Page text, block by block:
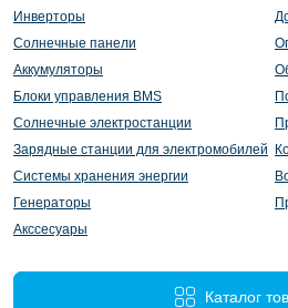
Инверторы
Солнечные панели
Аккумуляторы
Блоки управления BMS
Солнечные электростанции
Зарядные станции для электромобилей
Системы хранения энергии
Генераторы
Акссесуары
Каталог